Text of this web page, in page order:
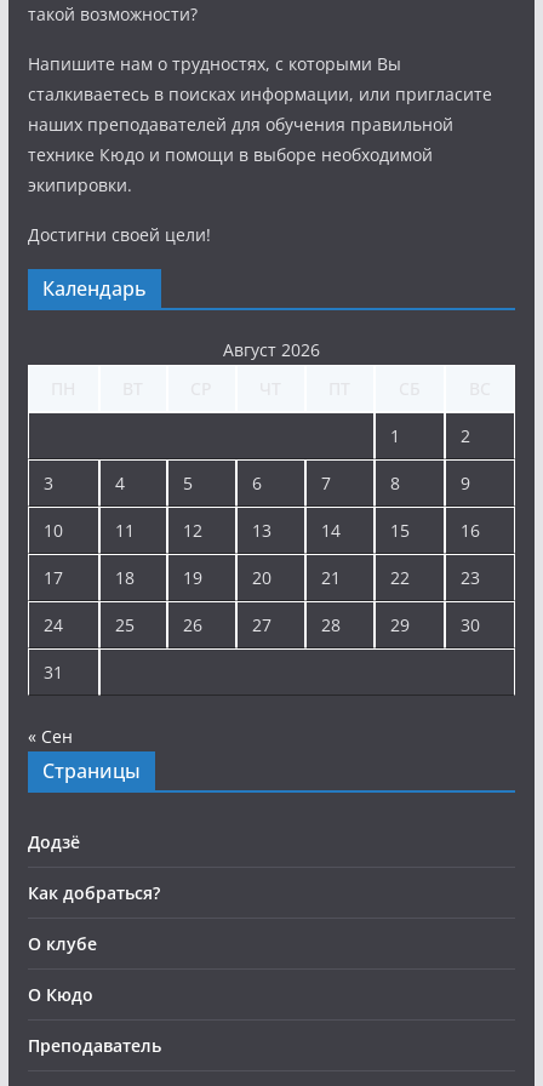
такой возможности?
Напишите нам о трудностях, с которыми Вы
сталкиваетесь в поисках информации, или пригласите
наших преподавателей для обучения правильной
технике Кюдо и помощи в выборе необходимой
экипировки.
Достигни своей цели!
Календарь
Август 2026
1 2
3 4 5 6 7 8 9
10 11 12 13 14 15 16
17 18 19 20 21 22 23
24 25 26 27 28 29 30
31
« Сен
Страницы
Додзё
Как добраться?
О клубе
О Кюдо
Преподаватель